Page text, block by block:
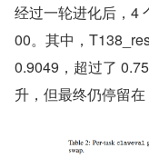
经过一轮进化后，4
00。其中，
0.9049，超过了
升，但最终仍停留在